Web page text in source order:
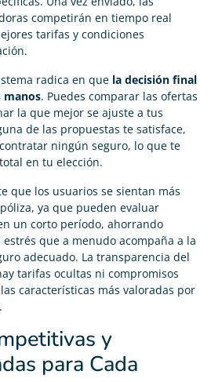
competirán en tiempo real
tarifas y condiciones
radica en que la decisión final
manos. Puedes comparar las ofertas
la que mejor se ajuste a tus
de las propuestas te satisface,
ningún seguro, lo que te
en tu elección.
que los usuarios se sientan más
ya que pueden evaluar
un corto período, ahorrando
que a menudo acompaña a la
adecuado. La transparencia del
tarifas ocultas ni compromisos
características más valoradas por
y
para Cada